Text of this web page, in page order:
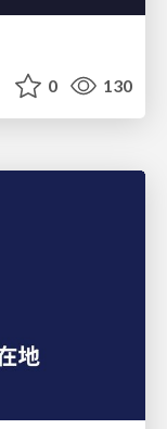
0 130